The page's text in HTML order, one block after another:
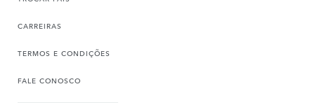
CARREIRAS
TERMOS E CONDIÇÕES
FALE CONOSCO